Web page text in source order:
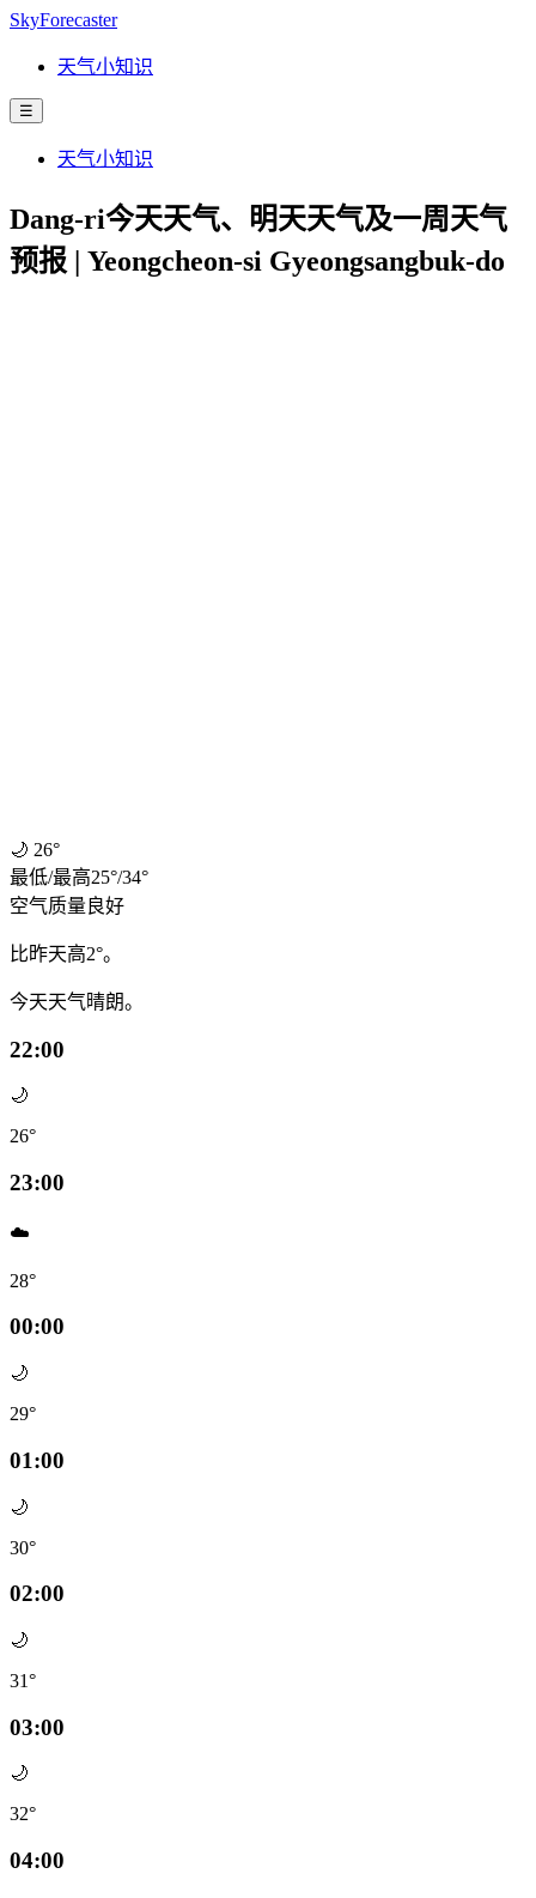
SkyForecaster
天气小知识
☰
天气小知识
Dang-ri今天天气、明天天气及一周天气
预报 | Yeongcheon-si Gyeongsangbuk-do
🌙 26°
最低/最高25°/34°
空气质量 良好
比昨天高2°。
今天天气晴朗。
22:00
🌙
26°
23:00
☁️
28°
00:00
🌙
29°
01:00
🌙
30°
02:00
🌙
31°
03:00
🌙
32°
04:00